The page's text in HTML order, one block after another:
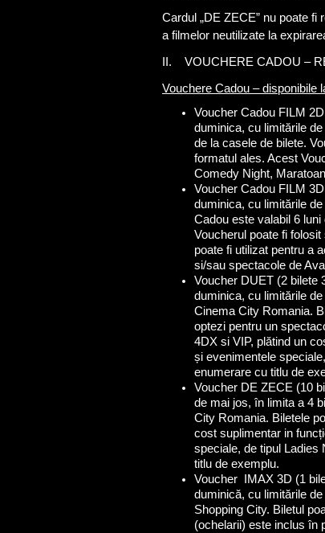
Cardul „DE ZECE” nu poate
a filmelor neutilizate la
II. VOUCHERE CADOU –
Vouchere Cadou – disponibile
Voucher Cadou FILM
duminica, cu limitările
de la casele de bilete.
formatul ales. Acest
Comedy Night,
Voucher Cadou FILM
duminica, cu limitările
Cadou este valabil 6
Voucherul poate fi
poate fi utilizat pentru a
si/sau spectacole de
Voucher DUET (2 bilete
duminica, cu limitările
Cinema City Romania.
optezi pentru un
4DX si VIP, plătind un
și evenimentele
enumerare cu titlu de
Voucher DE ZECE (10
de mai jos, în limita a 4
City Romania. Biletele
cost suplimentar in
speciale, de tipul Ladies
titlu de exemplu.
Voucher IMAX 3D (1
duminică, cu limitările
Shopping City. Biletul
(ochelarii) este inclus în